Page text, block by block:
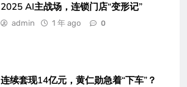
2025 AI主战场，连锁门店“变形记”
admin 1 年 ago 0
连续套现14亿元，黄仁勋急着“下车”？